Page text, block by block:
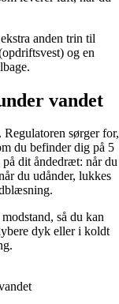
anden trin til
og en
vandet
sørger for,
du befinder dig på 5
på dit åndedræt: når du
du udånder, lukkes
så du kan
dyk eller i koldt